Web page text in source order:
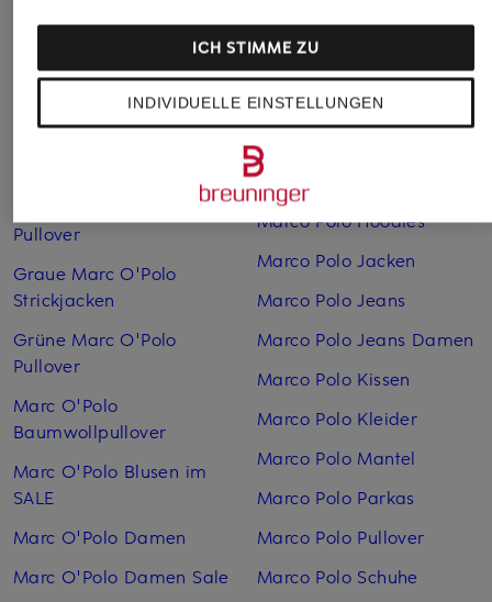
Blaue Marc O'Polo
Pullover
Graue Marc O'Polo
Strickjacken
Grüne Marc O'Polo
Pullover
Marc O'Polo
Baumwollpullover
Marc O'Polo Blusen im
SALE
Marc O'Polo Damen
Marc O'Polo Damen Sale
Marco Polo Denim
Marco Polo Handtücher
Marco Polo Herren
Marco Polo Herren Jacken
Marco Polo Hoodies
Marco Polo Hoodies
Marco Polo Jacken
Marco Polo Jeans
Marco Polo Jeans Damen
Marco Polo Kissen
Marco Polo Kleider
Marco Polo Mantel
Marco Polo Parkas
Marco Polo Pullover
Marco Polo Schuhe
INDIVIDUELLE EINSTELLUNGEN
ICH STIMME ZU